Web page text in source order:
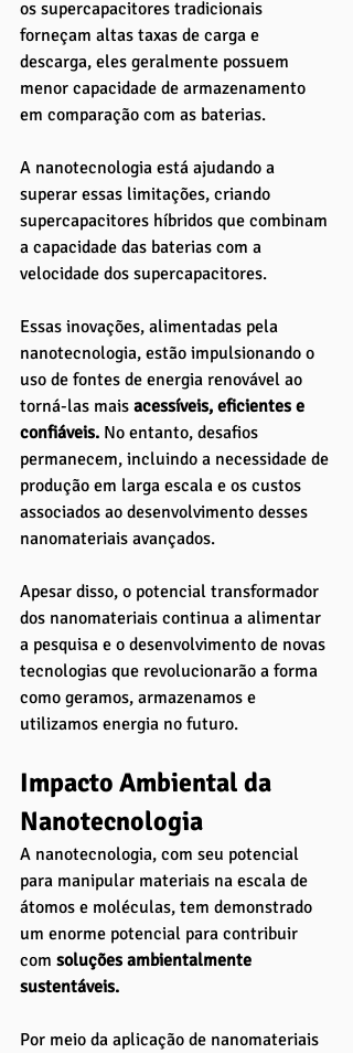
os supercapacitores tradicionais
forneçam altas taxas de carga e
descarga, eles geralmente possuem
menor capacidade de armazenamento
em comparação com as baterias.
A nanotecnologia está ajudando a
superar essas limitações, criando
supercapacitores híbridos que combinam
a capacidade das baterias com a
velocidade dos supercapacitores.
Essas inovações, alimentadas pela
nanotecnologia, estão impulsionando o
uso de fontes de energia renovável ao
torná-las mais acessíveis, eficientes e
confiáveis. No entanto, desafios
permanecem, incluindo a necessidade de
produção em larga escala e os custos
associados ao desenvolvimento desses
nanomateriais avançados.
Apesar disso, o potencial transformador
dos nanomateriais continua a alimentar
a pesquisa e o desenvolvimento de novas
tecnologias que revolucionarão a forma
como geramos, armazenamos e
utilizamos energia no futuro.
Impacto Ambiental da
Nanotecnologia
A nanotecnologia, com seu potencial
para manipular materiais na escala de
átomos e moléculas, tem demonstrado
um enorme potencial para contribuir
com soluções ambientalmente
sustentáveis.
Por meio da aplicação de nanomateriais